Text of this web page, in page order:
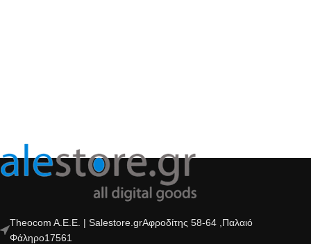
Theocom A.E.E. | Salestore.grΑφροδίτης 58-64 ,Παλαιό
Φάληρο17561